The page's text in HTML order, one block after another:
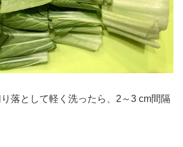
落として軽く洗ったら、2～3 cm間隔